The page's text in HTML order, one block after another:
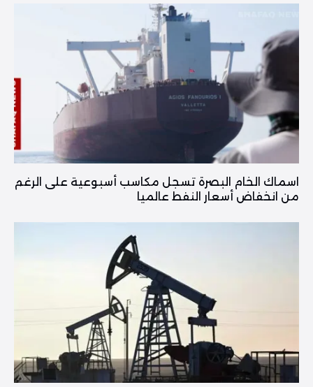
اسماك الخام البصرة تسجل مكاسب أسبوعية على الرغم
من انخفاض أسعار النفط عالميا